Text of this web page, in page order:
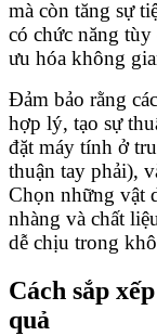
mà còn tăng sự
có chức năng tùy
ưu hóa không
Đảm bảo rằng
hợp lý, tạo sự
đặt máy tính ở
thuận tay phải),
Chọn những vật
nhàng và chất
dễ chịu trong
Cách sắp
quả